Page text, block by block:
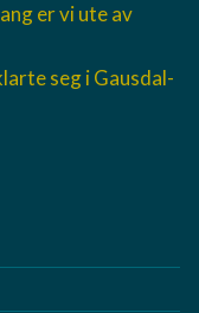
er vi ute av
seg i Gausdal-